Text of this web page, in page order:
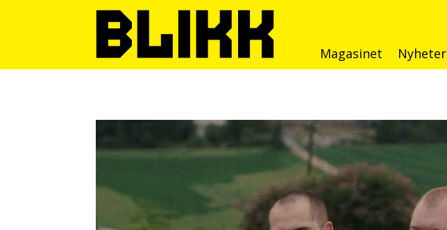
Magasinet Nyheter
polyamorøs